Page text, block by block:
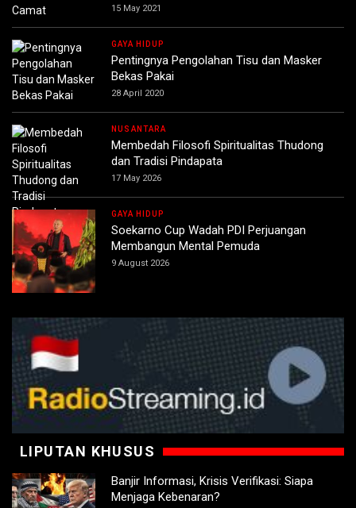
15 May 2021
GAYA HIDUP
Pentingnya Pengolahan Tisu dan Masker
Bekas Pakai
28 April 2020
NUSANTARA
Membedah Filosofi Spiritualitas Thudong
dan Tradisi Pindapata
17 May 2026
GAYA HIDUP
Soekarno Cup Wadah PDI Perjuangan
Membangun Mental Pemuda
9 August 2026
LIPUTAN KHUSUS
Banjir Informasi, Krisis Verifikasi: Siapa
Menjaga Kebenaran?